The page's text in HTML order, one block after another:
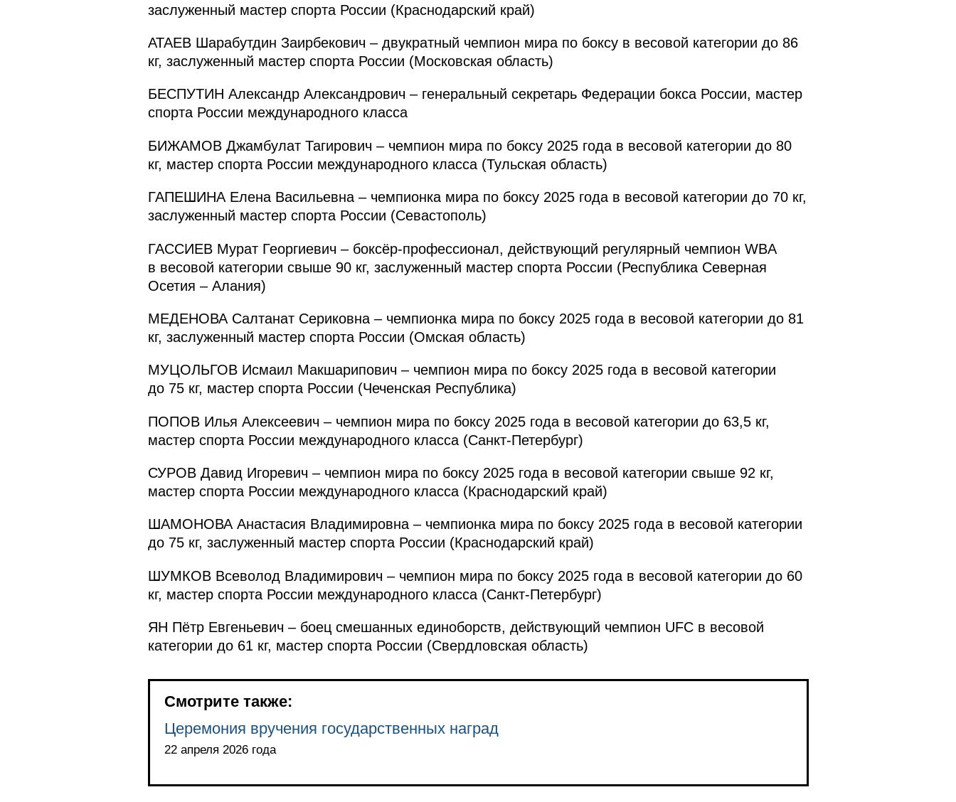
заслуженный мастер спорта России (Краснодарский край)
АТАЕВ Шарабутдин Заирбекович – двукратный чемпион мира по боксу в весовой категории до 86
кг, заслуженный мастер спорта России (Московская область)
БЕСПУТИН Александр Александрович – генеральный секретарь Федерации бокса России, мастер
спорта России международного класса
БИЖАМОВ Джамбулат Тагирович – чемпион мира по боксу 2025 года в весовой категории до 80
кг, мастер спорта России международного класса (Тульская область)
ГАПЕШИНА Елена Васильевна – чемпионка мира по боксу 2025 года в весовой категории до 70 кг,
заслуженный мастер спорта России (Севастополь)
ГАССИЕВ Мурат Георгиевич – боксёр-профессионал, действующий регулярный чемпион WBA
в весовой категории свыше 90 кг, заслуженный мастер спорта России (Республика Северная
Осетия – Алания)
МЕДЕНОВА Салтанат Сериковна – чемпионка мира по боксу 2025 года в весовой категории до 81
кг, заслуженный мастер спорта России (Омская область)
МУЦОЛЬГОВ Исмаил Макшарипович – чемпион мира по боксу 2025 года в весовой категории
до 75 кг, мастер спорта России (Чеченская Республика)
ПОПОВ Илья Алексеевич – чемпион мира по боксу 2025 года в весовой категории до 63,5 кг,
мастер спорта России международного класса (Санкт-Петербург)
СУРОВ Давид Игоревич – чемпион мира по боксу 2025 года в весовой категории свыше 92 кг,
мастер спорта России международного класса (Краснодарский край)
ШАМОНОВА Анастасия Владимировна – чемпионка мира по боксу 2025 года в весовой категории
до 75 кг, заслуженный мастер спорта России (Краснодарский край)
ШУМКОВ Всеволод Владимирович – чемпион мира по боксу 2025 года в весовой категории до 60
кг, мастер спорта России международного класса (Санкт-Петербург)
ЯН Пётр Евгеньевич – боец смешанных единоборств, действующий чемпион UFC в весовой
категории до 61 кг, мастер спорта России (Свердловская область)
Смотрите также:
Церемония вручения государственных наград
22 апреля 2026 года